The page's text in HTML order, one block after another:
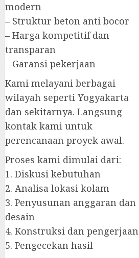
modern
– Struktur beton anti bocor
– Harga kompetitif dan
transparan
– Garansi pekerjaan
Kami melayani berbagai
wilayah seperti Yogyakarta
dan sekitarnya. Langsung
kontak kami untuk
perencanaan proyek awal.
Proses kami dimulai dari:
1. Diskusi kebutuhan
2. Analisa lokasi kolam
3. Penyusunan anggaran dan
desain
4. Konstruksi dan pengerjaan
5. Pengecekan hasil